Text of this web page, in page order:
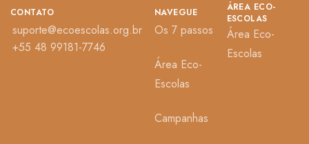
NAVEGUE
Os 7 passos
Área Eco-
Escolas
Campanhas
ÁREA ECO-
ESCOLAS
Área Eco-
Escolas
CONTATO
suporte@ecoescolas.org.br
+55 48 99181-7746